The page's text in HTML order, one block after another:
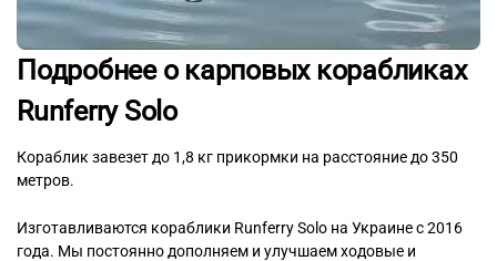
Подробнее о карповых корабликах
Runferry Solo
Кораблик завезет до 1,8 кг прикормки на расстояние до 350
метров.
Изготавливаются кораблики Runferry Solo на Украине с 2016
года. Мы постоянно дополняем и улучшаем ходовые и